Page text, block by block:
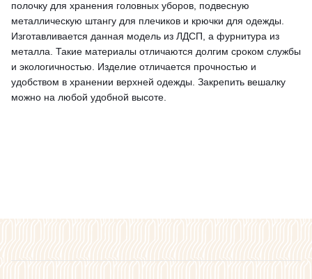
полочку для хранения головных уборов, подвесную
металлическую штангу для плечиков и крючки для одежды.
Изготавливается данная модель из ЛДСП, а фурнитура из
металла. Такие материалы отличаются долгим сроком службы
и экологичностью. Изделие отличается прочностью и
удобством в хранении верхней одежды. Закрепить вешалку
можно на любой удобной высоте.